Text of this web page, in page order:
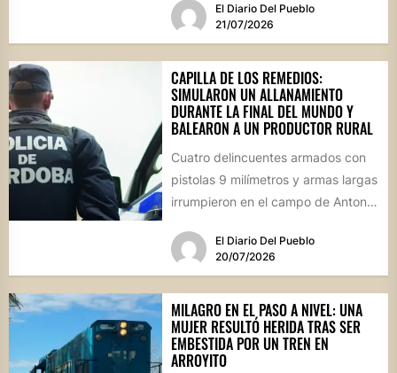
El Diario Del Pueblo
21/07/2026
CAPILLA DE LOS REMEDIOS:
SIMULARON UN ALLANAMIENTO
DURANTE LA FINAL DEL MUNDO Y
BALEARON A UN PRODUCTOR RURAL
Cuatro delincuentes armados con
pistolas 9 milímetros y armas largas
irrumpieron en el campo de Antonio
El Diario Del Pueblo
20/07/2026
MILAGRO EN EL PASO A NIVEL: UNA
MUJER RESULTÓ HERIDA TRAS SER
EMBESTIDA POR UN TREN EN
ARROYITO